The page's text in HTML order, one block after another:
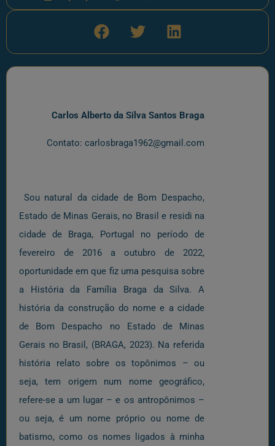
Carlos Alberto da Silva Santos Braga
Contato: carlosbraga1962@gmail.com
Sou natural da cidade de Bom Despacho,
Estado de Minas Gerais, no Brasil e residi na
cidade de Braga, Portugal no período de
fevereiro de 2016 a outubro de 2022,
oportunidade em que fiz uma pesquisa sobre
a História da Família Braga da Silva. A
história da construção do nome e a cidade
de Bom Despacho no Estado de Minas
Gerais no Brasil, (BRAGA, 2023). Na referida
história relato sobre os topônimos – ou
seja, tem origem num nome geográfico,
refere-se a um lugar – e os antropônimos –
ou seja, é um nome próprio ou nome de
batismo, como os nomes ligados à minha